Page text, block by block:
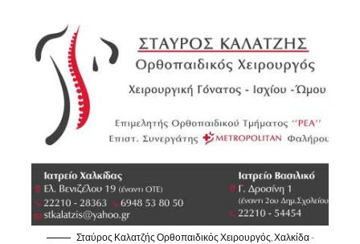
Σταύρος Καλατζής Ορθοπαιδικός Χειρουργός, Χαλκίδα -